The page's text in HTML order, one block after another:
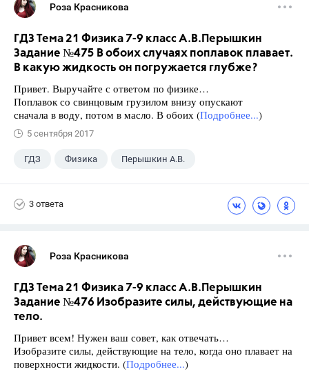
Роза Красникова
ГДЗ Тема 21 Физика 7-9 класс А.В.Перышкин
Задание №475 В обоих случаях поплавок плавает.
В какую жидкость он погружается глубже?
Привет. Выручайте с ответом по физике…
Поплавок со свинцовым грузилом внизу опускают
сначала в воду, потом в масло. В обоих (Подробнее...)
5 сентября 2017
ГДЗ Физика Перышкин А.В.
3 ответа
Роза Красникова
ГДЗ Тема 21 Физика 7-9 класс А.В.Перышкин
Задание №476 Изобразите силы, действующие на
тело.
Привет всем! Нужен ваш совет, как отвечать…
Изобразите силы, действующие на тело, когда оно плавает на
поверхности жидкости. (Подробнее...)